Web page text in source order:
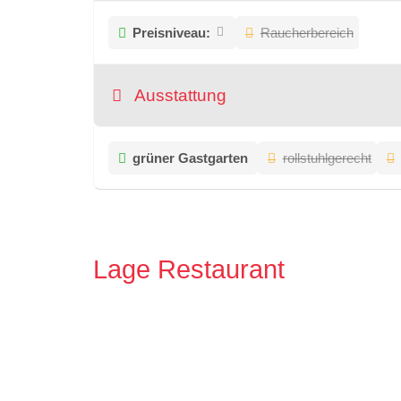
Preisniveau: Raucherbereich
Ausstattung
grüner Gastgarten rollstuhlgerecht
Lage Restaurant